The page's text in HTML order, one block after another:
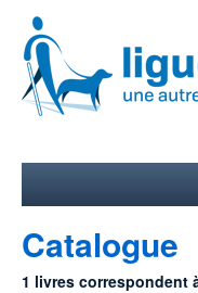
Catalogue
1 livres correspondent